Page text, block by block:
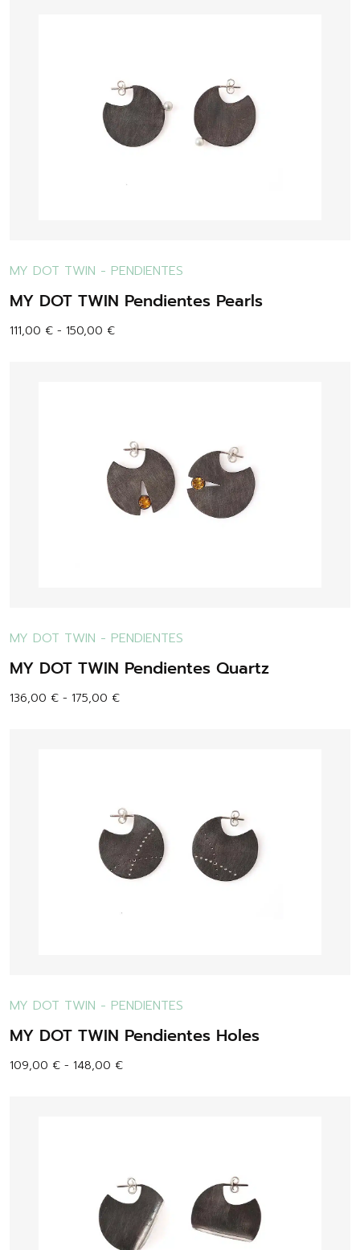
MY DOT TWIN - PENDIENTES
MY DOT TWIN Pendientes Pearls
111,00 € - 150,00 €
MY DOT TWIN - PENDIENTES
MY DOT TWIN Pendientes Quartz
136,00 € - 175,00 €
MY DOT TWIN - PENDIENTES
MY DOT TWIN Pendientes Holes
109,00 € - 148,00 €